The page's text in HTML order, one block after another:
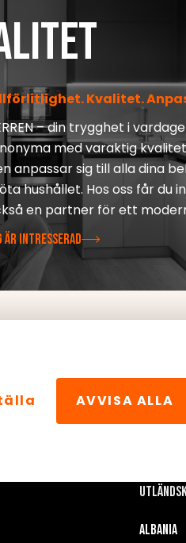
Kvalitet.
– din trygghet i
med varaktig
anpassar sig till alla dina
hushållet. Hos oss får du
en partner för ett
ÄR INTRESSERAD
Albania
AVVISA ALLA